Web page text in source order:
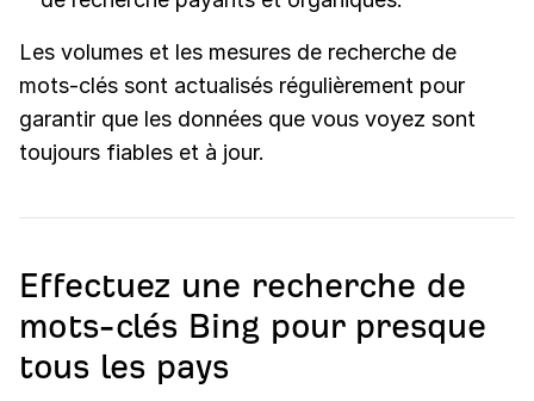
Les volumes et les mesures de recherche de
mots-clés sont actualisés régulièrement pour
garantir que les données que vous voyez sont
toujours fiables et à jour.
Effectuez une recherche de
mots-clés Bing pour presque
tous les pays